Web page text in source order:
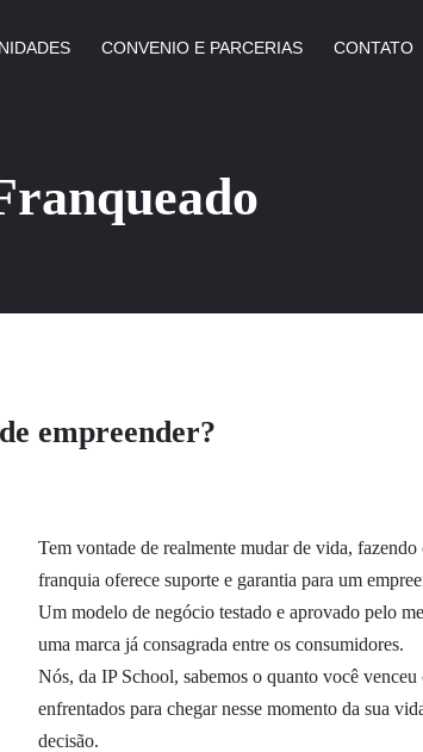
CONVENIO E PARCERIAS CONTATO
empreender?
Tem vontade de realmente mudar de vida,
franquia oferece suporte e garantia para um
Um modelo de negócio testado e aprovado pelo
uma marca já consagrada entre os consumidores.
Nós, da IP School, sabemos o quanto você venceu
enfrentados para chegar nesse momento da sua
decisão.